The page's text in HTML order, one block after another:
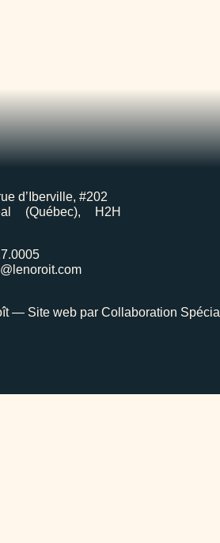
d’Iberville, #202
(Québec), H2H
— Site web par Collaboration